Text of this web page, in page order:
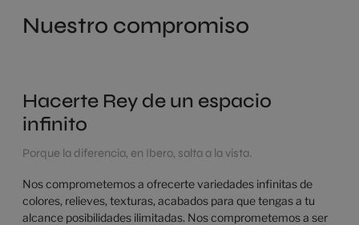
Nuestro compromiso
Hacerte Rey de un espacio
infinito
Porque la diferencia, en Ibero, salta a la vista.
Nos comprometemos a ofrecerte variedades infinitas de
colores, relieves, texturas, acabados para que tengas a tu
alcance posibilidades ilimitadas. Nos comprometemos a ser